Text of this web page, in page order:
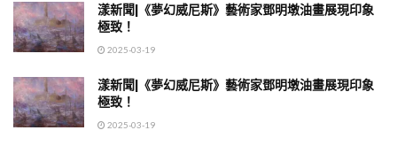
漾新聞|《夢幻威尼斯》藝術家鄧明墩油畫展現印象
極致！
2025-03-19
漾新聞|《夢幻威尼斯》藝術家鄧明墩油畫展現印象
極致！
2025-03-19